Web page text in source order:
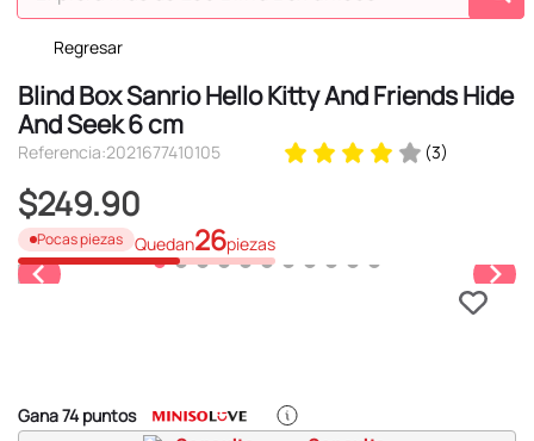
Regresar
Blind Box Sanrio Hello Kitty And Friends Hide
And Seek 6 cm
Referencia:2021677410105 (3)
$249.90
Pocas piezas Quedan26piezas
Gana74puntos
TÉRMINOS MÁS BUSCADOS
1.
hello kitty
2.
spiderman
4.
osito cariñosito
5.
llaveros
9.
chiikawas